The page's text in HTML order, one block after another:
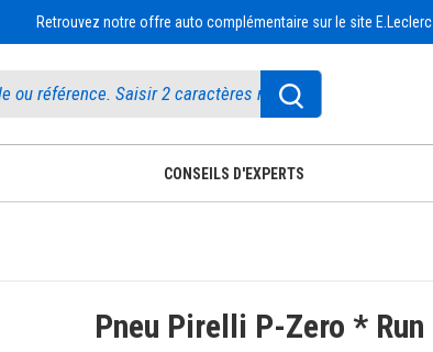
Retrouvez notre offre auto complémentaire sur le site E.Leclerc
CONSEILS D'EXPERTS
Pneu Pirelli P-Zero * Run